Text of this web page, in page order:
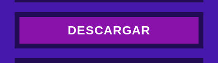
DESCARGAR